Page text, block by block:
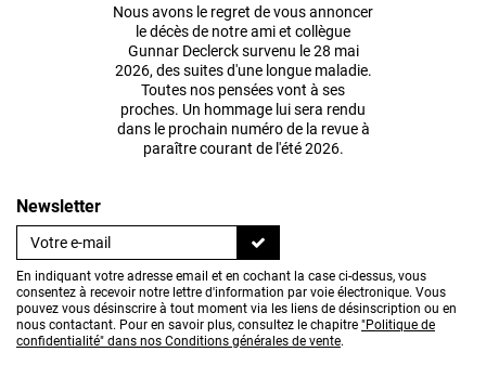
Nous avons le regret de vous annoncer
le décès de notre ami et collègue
Gunnar Declerck survenu le 28 mai
2026, des suites d'une longue maladie.
Toutes nos pensées vont à ses
proches. Un hommage lui sera rendu
dans le prochain numéro de la revue à
paraître courant de l'été 2026.
Newsletter
En indiquant votre adresse email et en cochant la case ci-dessus, vous
consentez à recevoir notre lettre d'information par voie électronique. Vous
pouvez vous désinscrire à tout moment via les liens de désinscription ou en
nous contactant. Pour en savoir plus, consultez le chapitre "Politique de
confidentialité" dans nos Conditions générales de vente.